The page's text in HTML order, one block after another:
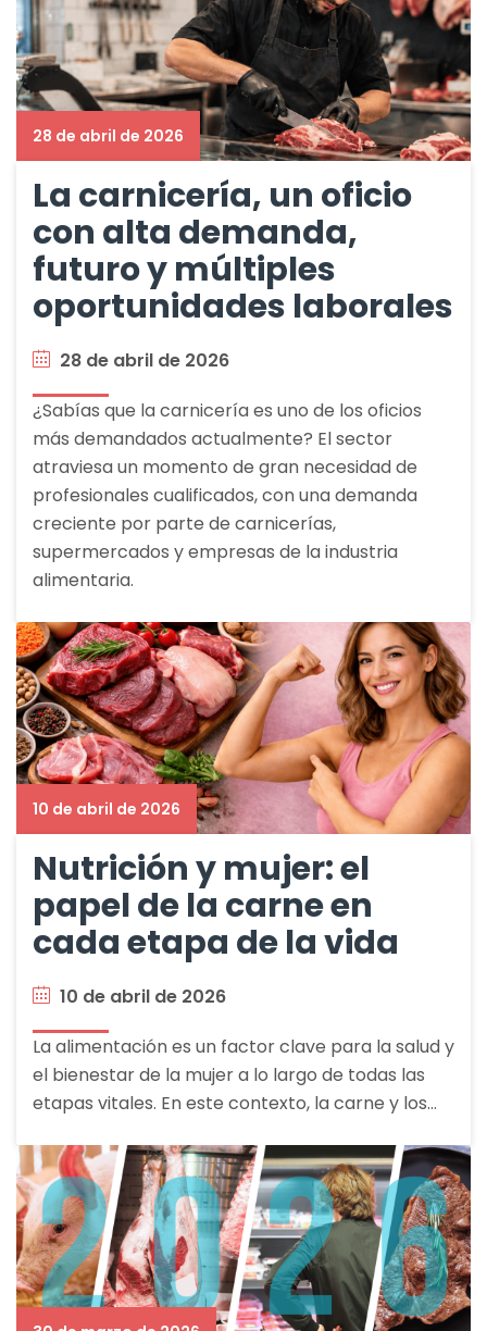
28 de abril de 2026
La carnicería, un oficio
con alta demanda,
futuro y múltiples
oportunidades laborales
28 de abril de 2026
¿Sabías que la carnicería es uno de los oficios
más demandados actualmente? El sector
atraviesa un momento de gran necesidad de
profesionales cualificados, con una demanda
creciente por parte de carnicerías,
supermercados y empresas de la industria
alimentaria.
10 de abril de 2026
Nutrición y mujer: el
papel de la carne en
cada etapa de la vida
10 de abril de 2026
La alimentación es un factor clave para la salud y
el bienestar de la mujer a lo largo de todas las
etapas vitales. En este contexto, la carne y los…